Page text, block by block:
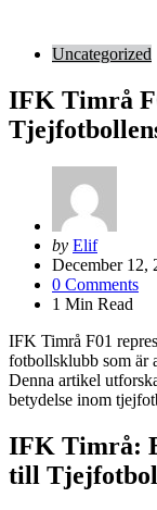
Uncategorized
IFK Timrå
Posted
by
by Elif
December 12,
0 Comments
1 Min Read
IFK Timrå F01
fotbollsklubb som är
Denna artikel
betydelse inom
IFK Timrå:
till